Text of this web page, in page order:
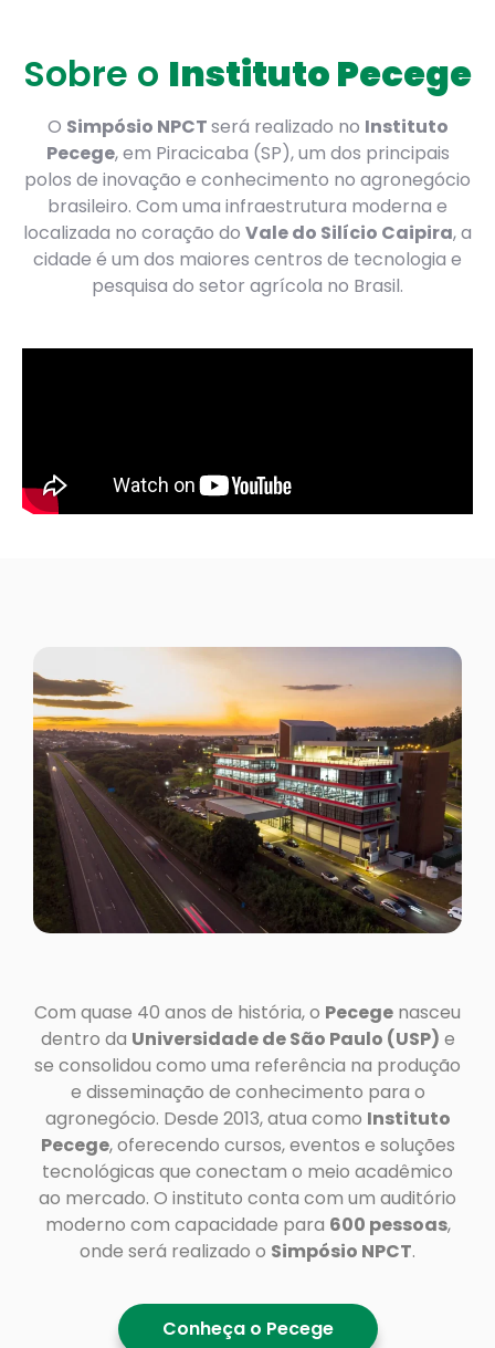
Sobre o Instituto Pecege
O Simpósio NPCTserá realizado no Instituto
Pecege, em Piracicaba (SP), um dos principais
polos de inovação e conhecimento no agronegócio
brasileiro. Com uma infraestrutura moderna e
localizada no coração do Vale do Silício Caipira, a
cidade é um dos maiores centros de tecnologia e
pesquisa do setor agrícola no Brasil.
Com quase 40 anos de história, o Pecege nasceu
dentro da Universidade de São Paulo (USP) e
se consolidou como uma referência na produção
e disseminação de conhecimento para o
agronegócio. Desde 2013, atua como Instituto
Pecege, oferecendo cursos, eventos e soluções
tecnológicas que conectam o meio acadêmico
ao mercado. O instituto conta com um auditório
moderno com capacidade para 600 pessoas,
onde será realizado o Simpósio NPCT.
Conheça o Pecege